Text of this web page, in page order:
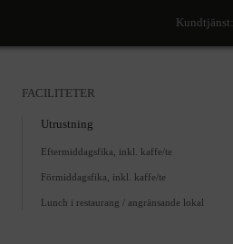
Kundtjänst:
FACILITETER
Utrustning
Eftermiddagsfika, inkl. kaffe/te
Förmiddagsfika, inkl. kaffe/te
Lunch i restaurang / angränsande lokal